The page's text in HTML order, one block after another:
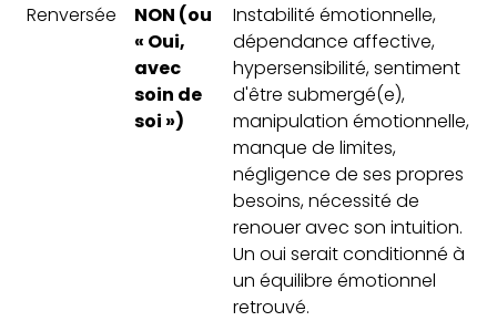
Renversée
NON (ou
« Oui,
avec
soin de
soi »)
Instabilité émotionnelle,
dépendance affective,
hypersensibilité, sentiment
d'être submergé(e),
manipulation émotionnelle,
manque de limites,
négligence de ses propres
besoins, nécessité de
renouer avec son intuition.
Un oui serait conditionné à
un équilibre émotionnel
retrouvé.